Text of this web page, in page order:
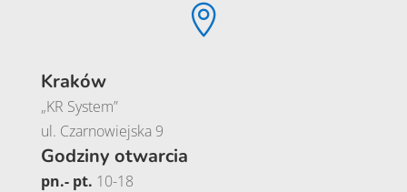

Kraków
„KR System”
ul. Czarnowiejska 9
Godziny otwarcia
pn.- pt. 10-18